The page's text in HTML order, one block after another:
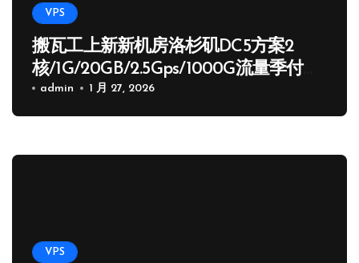
VPS
搬瓦工上新新机房洛杉矶DC5方案2
核/1G/20GB/2.5Gps/1000G流量季付
65.89 USD
admin 1 月 27, 2026
VPS